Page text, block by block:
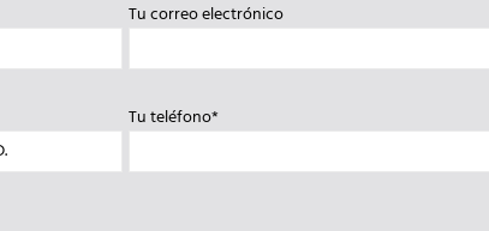
Tu correo electrónico
Tu teléfono*